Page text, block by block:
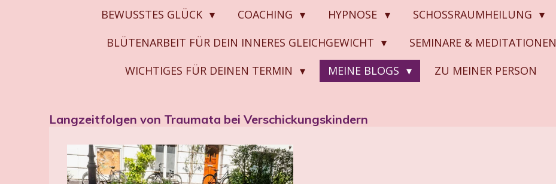
BEWUSSTES GLÜCK COACHING HYPNOSE SCHOSSRAUMHEILUNG
BLÜTENARBEIT FÜR DEIN INNERES GLEICHGEWICHT
SEMINARE & MEDITATIONEN
WICHTIGES FÜR DEINEN TERMIN
MEINE BLOGS ZU MEINER PERSON
Langzeitfolgen von Traumata bei Verschickungskindern